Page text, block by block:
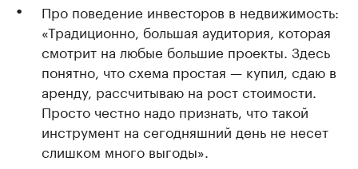
Про поведение инвесторов в недвижимость:
«Традиционно, большая аудитория, которая
смотрит на любые большие проекты. Здесь
понятно, что схема простая — купил, сдаю в
аренду, рассчитываю на рост стоимости.
Просто честно надо признать, что такой
инструмент на сегодняшний день не несет
слишком много выгоды».